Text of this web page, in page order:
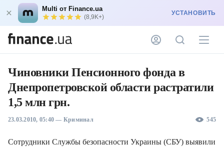
Multi от Finance.ua
(8,9K+)
УСТАНОВИТЬ
Чиновники Пенсионного фонда в
Днепропетровской области растратили
1,5 млн грн.
23.03.2010, 05:40 — Криминал 545
Сотрудники Службы безопасности Украины (СБУ) выявили